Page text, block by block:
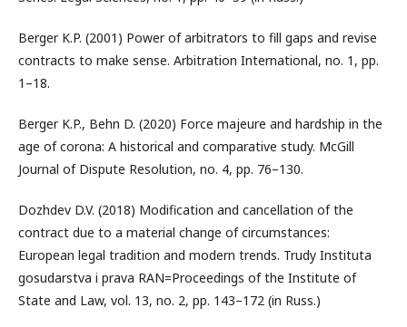
Berger K.P. (2001) Power of arbitrators to fill gaps and revise
contracts to make sense. Arbitration International, no. 1, pp.
1–18.
Berger K.P., Behn D. (2020) Force majeure and hardship in the
age of corona: A historical and comparative study. McGill
Journal of Dispute Resolution, no. 4, pp. 76–130.
Dozhdev D.V. (2018) Modification and cancellation of the
contract due to a material change of circumstances:
European legal tradition and modern trends. Trudy Instituta
gosudarstva i prava RAN=Proceedings of the Institute of
State and Law, vol. 13, no. 2, pp. 143–172 (in Russ.)